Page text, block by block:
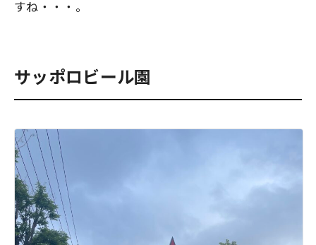
すね・・・。
サッポロビール園